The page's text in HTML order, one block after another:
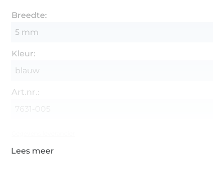
Breedte:
5 mm
Kleur:
blauw
Art.nr.: